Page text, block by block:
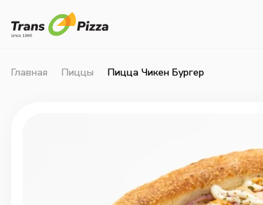
Главная Пиццы Пицца Чикен Бургер